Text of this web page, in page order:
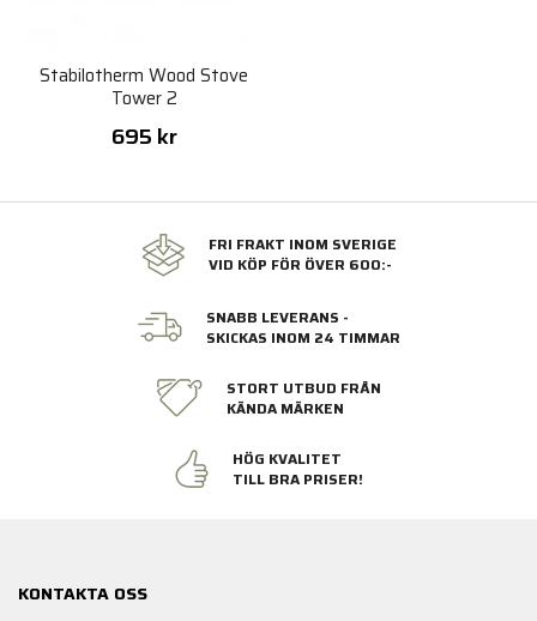
Stabilotherm Wood Stove
Tower 2
695 kr
FRI FRAKT INOM SVERIGE
VID KÖP FÖR ÖVER 600:-
SNABB LEVERANS -
SKICKAS INOM 24 TIMMAR
STORT UTBUD FRÅN
KÄNDA MÄRKEN
HÖG KVALITET
TILL BRA PRISER!
KONTAKTA OSS